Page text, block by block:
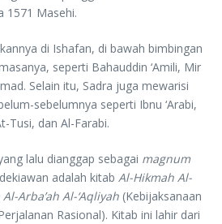
1571 Masehi.
di Ishafan, di bawah bimbingan
seperti Bahauddin ‘Amili, Mir
Selain itu, Sadra juga mewarisi
sebelumnya seperti Ibnu ‘Arabi,
Tusi, dan Al-Farabi.
lalu dianggap sebagai magnum
adalah kitab Al-Hikmah Al-
Arba’ah Al-‘Aqliyah (Kebijaksanaan
Rasional). Kitab ini lahir dari